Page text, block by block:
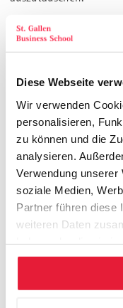
Diese Webseite
Wir verwenden
personalisieren,
zu können und die
analysieren.
Verwendung
soziale Medien,
Partner führen diese
weiteren Daten
gesammelt haben.
Der Alumni-Club der
herzlichst bei Sixt und
diese einmalige
von Sixt werfen zu
Wir freuen uns auf ein
Management-
Andreas Förster
Dozent der SGBS
Hier können Sie das